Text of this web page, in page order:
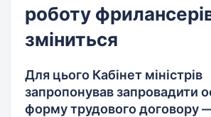
роботу
зміниться
Для цього Кабінет міністрів
запропонував запровадити
форму трудового договору